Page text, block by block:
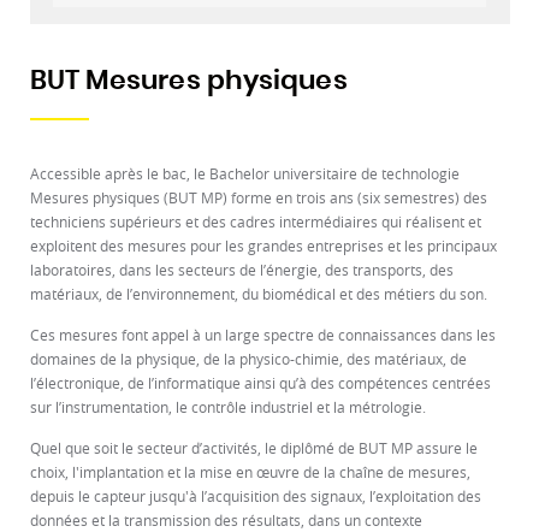
BUT Mesures physiques
Accessible après le bac, le Bachelor universitaire de technologie
Mesures physiques (BUT MP) forme en trois ans (six semestres) des
techniciens supérieurs et des cadres intermédiaires qui réalisent et
exploitent des mesures pour les grandes entreprises et les principaux
laboratoires, dans les secteurs de l’énergie, des transports, des
matériaux, de l’environnement, du biomédical et des métiers du son.
Ces mesures font appel à un large spectre de connaissances dans les
domaines de la physique, de la physico-chimie, des matériaux, de
l’électronique, de l’informatique ainsi qu’à des compétences centrées
sur l’instrumentation, le contrôle industriel et la métrologie.
Quel que soit le secteur d’activités, le diplômé de BUT MP assure le
choix, l'implantation et la mise en œuvre de la chaîne de mesures,
depuis le capteur jusqu'à l’acquisition des signaux, l’exploitation des
données et la transmission des résultats, dans un contexte